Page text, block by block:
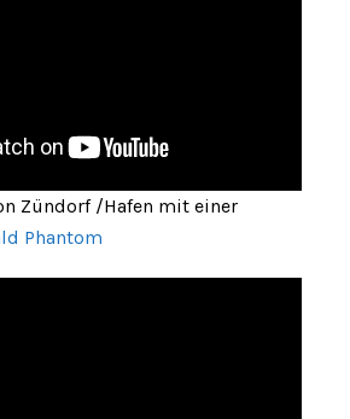
Zündorf /Hafen mit einer
Phantom